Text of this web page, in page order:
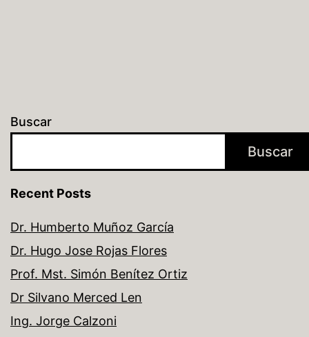
Buscar
Buscar
Recent Posts
Dr. Humberto Muñoz García
Dr. Hugo Jose Rojas Flores
Prof. Mst. Simón Benítez Ortiz
Dr Silvano Merced Len
Ing. Jorge Calzoni